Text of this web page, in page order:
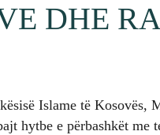
DHE
Islame të Kosovës,
hytbe e përbashkët